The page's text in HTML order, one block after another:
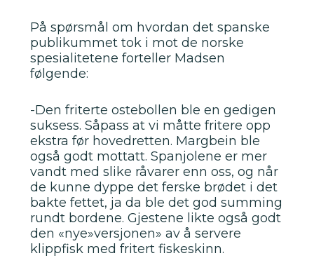
På spørsmål om hvordan det spanske
publikummet tok i mot de norske
spesialitetene forteller Madsen
følgende:
-Den friterte ostebollen ble en gedigen
suksess. Såpass at vi måtte fritere opp
ekstra før hovedretten. Margbein ble
også godt mottatt. Spanjolene er mer
vandt med slike råvarer enn oss, og når
de kunne dyppe det ferske brødet i det
bakte fettet, ja da ble det god summing
rundt bordene. Gjestene likte også godt
den «nye»versjonen» av å servere
klippfisk med fritert fiskeskinn.